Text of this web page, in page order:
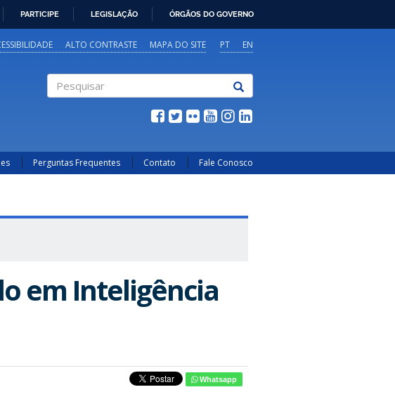
PARTICIPE LEGISLAÇÃO ÓRGÃOS DO GOVERNO
PT EN
ALTO CONTRASTE MAPA DO SITE
Perguntas Frequentes Contato Fale Conosco
em Inteligência
Whatsapp